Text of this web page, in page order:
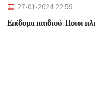
27-01-2024 22:59
Επίδομα παιδιού: Ποιοι